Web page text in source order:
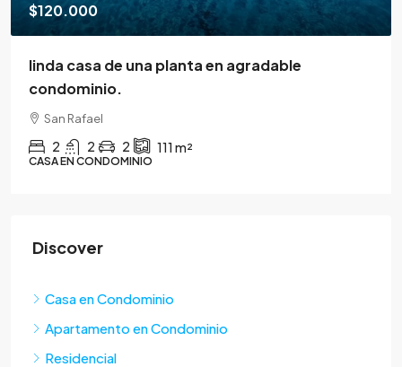
$120.000
linda casa de una planta en agradable
condominio.
San Rafael
2 2 2 111 m²
CASA EN CONDOMINIO
Discover
Casa en Condominio
Apartamento en Condominio
Residencial